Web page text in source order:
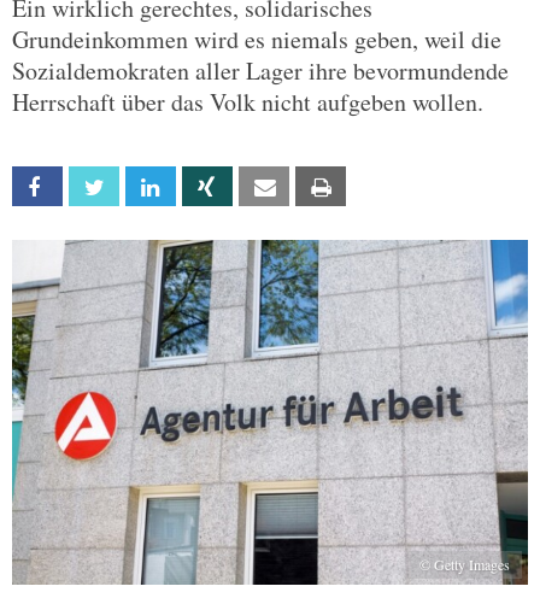
Ein wirklich gerechtes, solidarisches
Grundeinkommen wird es niemals geben, weil die
Sozialdemokraten aller Lager ihre bevormundende
Herrschaft über das Volk nicht aufgeben wollen.
Facebook Twitter Linkedin Xing Email
© Getty Images